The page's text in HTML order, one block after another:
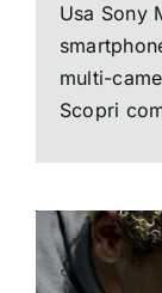
Usa Sony
multi-
Scopri